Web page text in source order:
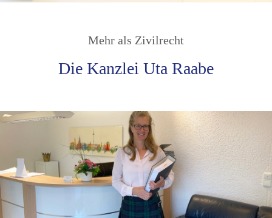
Mehr als Zivilrecht
Die Kanzlei Uta Raabe